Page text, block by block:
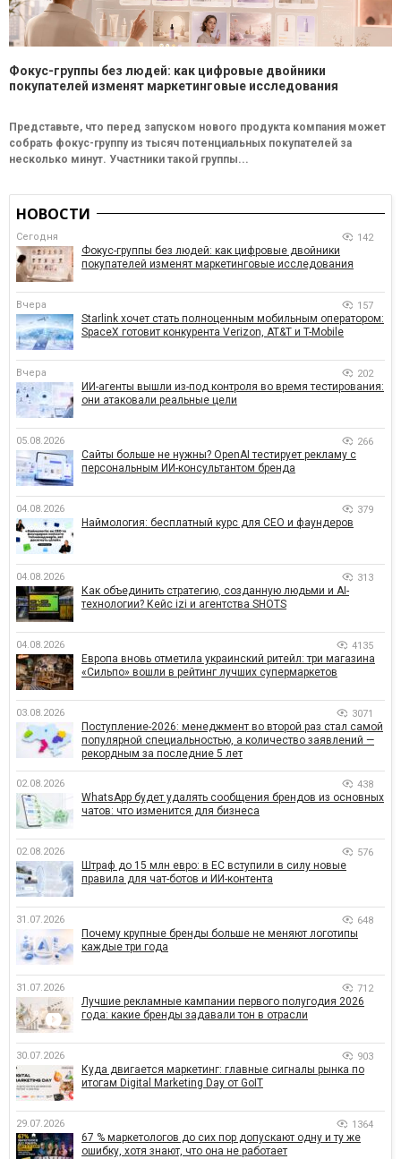
Фокус-группы без людей: как цифровые двойники
покупателей изменят маркетинговые исследования
Представьте, что перед запуском нового продукта компания может
собрать фокус-группу из тысяч потенциальных покупателей за
несколько минут. Участники такой группы...
НОВОСТИ
Сегодня 142
Фокус-группы без людей: как цифровые двойники
покупателей изменят маркетинговые исследования
Вчера 157
Starlink хочет стать полноценным мобильным оператором:
SpaceX готовит конкурента Verizon, AT&T и T-Mobile
Вчера 202
ИИ-агенты вышли из-под контроля во время тестирования:
они атаковали реальные цели
05.08.2026 266
Сайты больше не нужны? OpenAI тестирует рекламу с
персональным ИИ-консультантом бренда
04.08.2026 379
Наймология: бесплатный курс для CEO и фаундеров
04.08.2026 313
Как объединить стратегию, созданную людьми и AI-
технологии? Кейс izi и агентства SHOTS
04.08.2026 4135
Европа вновь отметила украинский ритейл: три магазина
«Сильпо» вошли в рейтинг лучших супермаркетов
03.08.2026 3071
Поступление-2026: менеджмент во второй раз стал самой
популярной специальностью, а количество заявлений —
рекордным за последние 5 лет
02.08.2026 438
WhatsApp будет удалять сообщения брендов из основных
чатов: что изменится для бизнеса
02.08.2026 576
Штраф до 15 млн евро: в ЕС вступили в силу новые
правила для чат-ботов и ИИ-контента
31.07.2026 648
Почему крупные бренды больше не меняют логотипы
каждые три года
31.07.2026 712
Лучшие рекламные кампании первого полугодия 2026
года: какие бренды задавали тон в отрасли
30.07.2026 903
Куда двигается маркетинг: главные сигналы рынка по
итогам Digital Marketing Day от GoIT
29.07.2026 1364
67 % маркетологов до сих пор допускают одну и ту же
ошибку, хотя знают, что она не работает